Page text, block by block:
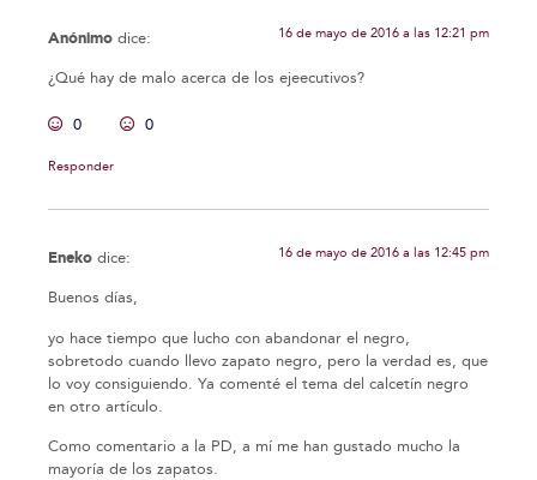
Anónimo dice: 16 de mayo de 2016 a las 12:21 pm
¿Qué hay de malo acerca de los ejeecutivos?
0 0
Responder
Eneko dice: 16 de mayo de 2016 a las 12:45 pm
Buenos días,
yo hace tiempo que lucho con abandonar el negro,
sobretodo cuando llevo zapato negro, pero la verdad es, que
lo voy consiguiendo. Ya comenté el tema del calcetín negro
en otro artículo.
Como comentario a la PD, a mí me han gustado mucho la
mayoría de los zapatos.